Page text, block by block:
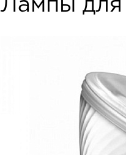
Лампы для